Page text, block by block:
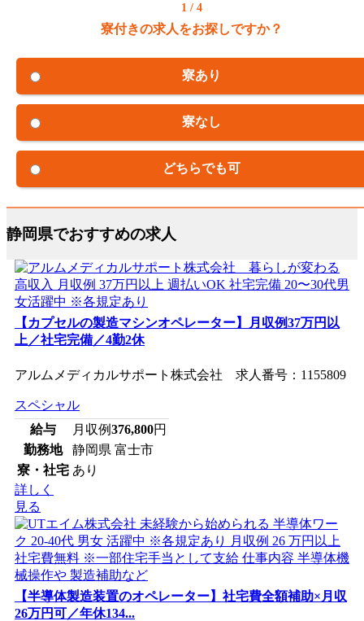
1 / 4
寮付きの求人をお探しですか？
寮あり
寮なし
どちらでも可
静岡県でおすすめの求人
【カプセルの製造マシンオペレーター】月収例37万円以
上／社宅完備／4勤2休
アルムメディカルサポート株式会社 求人番号：1155809
スペシャル
給与
月収例376,800円
勤務地
静岡県 富士市
寮・社宅 あり
詳しく
見る
【半導体製造装置のオペレーター】社宅費全額補助×月収
26万円可／年休134...